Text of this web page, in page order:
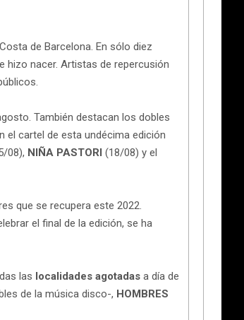
de Barcelona. En sólo diez
hizo nacer. Artistas de repercusión
También destacan los dobles
cartel de esta undécima edición
08), NIÑA PASTORI (18/08) y el
que se recupera este 2022.
el final de la edición, se ha
las localidades agotadas a día de
de la música disco-, HOMBRES